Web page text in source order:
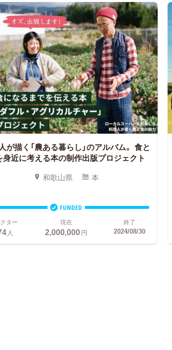
が描く「農ある暮らし」のアルバム。 食と
身近に考える本の制作出版プロジェクト
和歌山県 本
FUNDED
ター
人
現在
2,000,000円
終了
2024/08/30